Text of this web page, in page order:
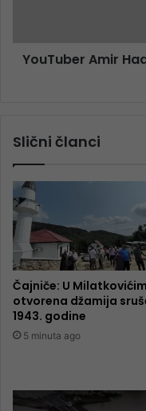
YouTuber Amir
Slični članci
Čajniče: U
otvorena džamija
1943. godine
5 minuta ago